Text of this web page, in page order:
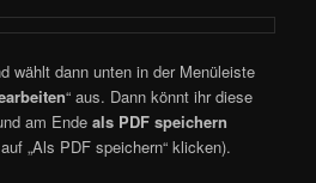
wählt dann unten in der Menüleiste
“ aus. Dann könnt ihr diese
am Endeals PDF speichern
„Als PDF speichern“ klicken).